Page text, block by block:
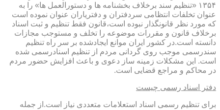
۱۳۵۴ «تنظیم سند برخلاف بخشنامه ها و دستورالعمل ها» را به
عنوان تخلفات انتظامی سردفتران و دفتریاران عنوان نموده است
که مورد نظر قانونگذار نبوده است،قانون فقط تنظیم و ثبت اسناد
برخلاف قانون و مقررات موضوعه را تخلف و مستوجب مجازات
دانسته است.در کشور ایران موانع ایجادشده بر سر راه تنظیم
سندرسمی موجب روی گردانی مردم از تنظیم اسنادرسمی شده
است. این مشکلات زمینه ساز دعوی و باعث افزایش حضور مردم
در محاکم و مراجع قضایی است.
دفتر اسناد رسمی چیست
برای تنظیم رسمی اسناد استعلامات متعددی نیاز است.از جمله